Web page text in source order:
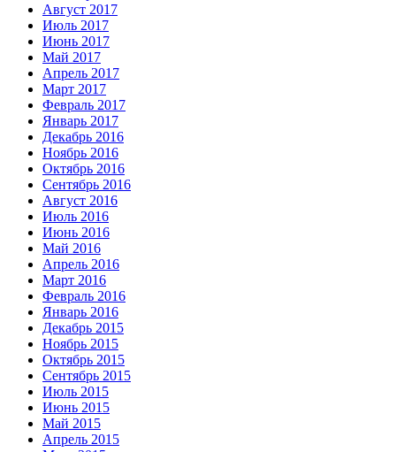
Август 2017
Июль 2017
Июнь 2017
Май 2017
Апрель 2017
Март 2017
Февраль 2017
Январь 2017
Декабрь 2016
Ноябрь 2016
Октябрь 2016
Сентябрь 2016
Август 2016
Июль 2016
Июнь 2016
Май 2016
Апрель 2016
Март 2016
Февраль 2016
Январь 2016
Декабрь 2015
Ноябрь 2015
Октябрь 2015
Сентябрь 2015
Июль 2015
Июнь 2015
Май 2015
Апрель 2015